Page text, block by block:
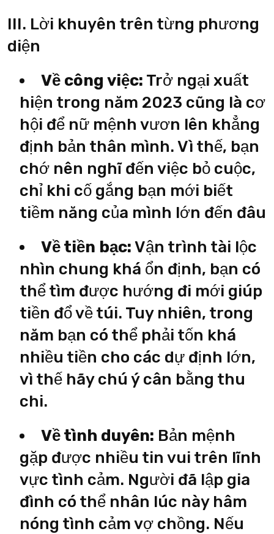
III. Lời khuyên trên từng phương
diện
Về công việc: Trở ngại xuất
hiện trong năm 2023 cũng là cơ
hội để nữ mệnh vươn lên khẳng
định bản thân mình. Vì thế, bạn
chớ nên nghĩ đến việc bỏ cuộc,
chỉ khi cố gắng bạn mới biết
tiềm năng của mình lớn đến đâu
Về tiền bạc:Vận trình tài lộc
nhìn chung khá ổn định, bạn có
thể tìm được hướng đi mới giúp
tiền đổ về túi. Tuy nhiên, trong
năm bạn có thể phải tốn khá
nhiều tiền cho các dự định lớn,
vì thế hãy chú ý cân bằng thu
chi.
Về tình duyên: Bản mệnh
gặp được nhiều tin vui trên lĩnh
vực tình cảm. Người đã lập gia
đình có thể nhân lúc này hâm
nóng tình cảm vợ chồng. Nếu